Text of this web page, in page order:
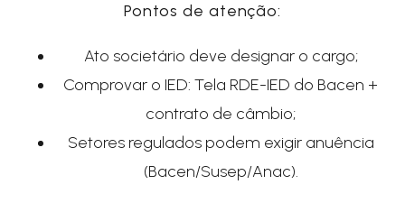
Pontos de atenção:
Ato societário deve designar o cargo;
Comprovar o IED: Tela RDE-IED do Bacen +
contrato de câmbio;
Setores regulados podem exigir anuência
(Bacen/Susep/Anac).